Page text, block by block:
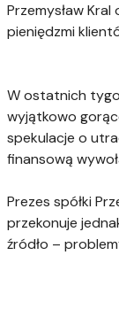
Przemysław
pieniędzmi
W ostatnich
wyjątkowo
spekulacje o
finansową
Prezes spółki
przekonuje
źródło –